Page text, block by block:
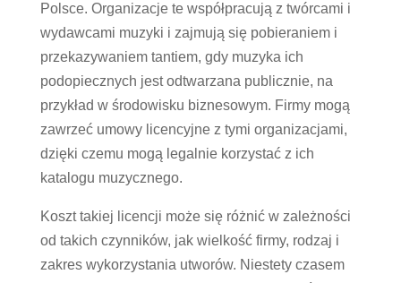
Polsce. Organizacje te współpracują z twórcami i
wydawcami muzyki i zajmują się pobieraniem i
przekazywaniem tantiem, gdy muzyka ich
podopiecznych jest odtwarzana publicznie, na
przykład w środowisku biznesowym. Firmy mogą
zawrzeć umowy licencyjne z tymi organizacjami,
dzięki czemu mogą legalnie korzystać z ich
katalogu muzycznego.
Koszt takiej licencji może się różnić w zależności
od takich czynników, jak wielkość firmy, rodzaj i
zakres wykorzystania utworów. Niestety czasem